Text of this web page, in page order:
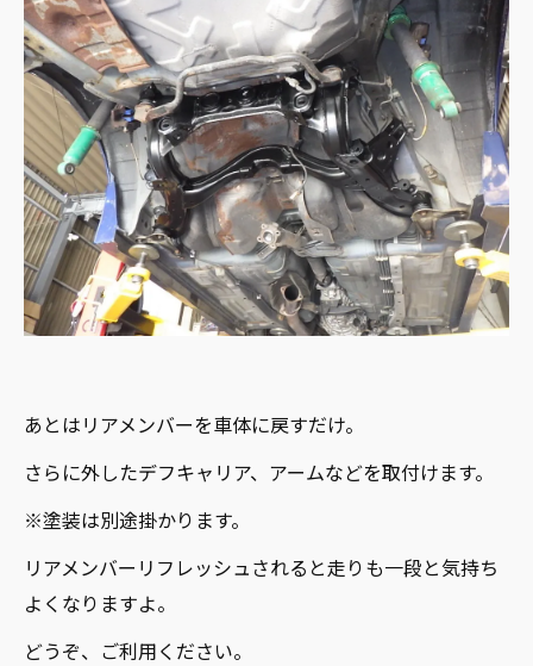
あとはリアメンバーを車体に戻すだけ。
さらに外したデフキャリア、アームなどを取付けます。
※塗装は別途掛かります。
リアメンバーリフレッシュされると走りも一段と気持ち
よくなりますよ。
どうぞ、ご利用ください。